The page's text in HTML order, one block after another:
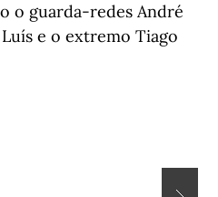
o guarda-redes André
e o extremo Tiago